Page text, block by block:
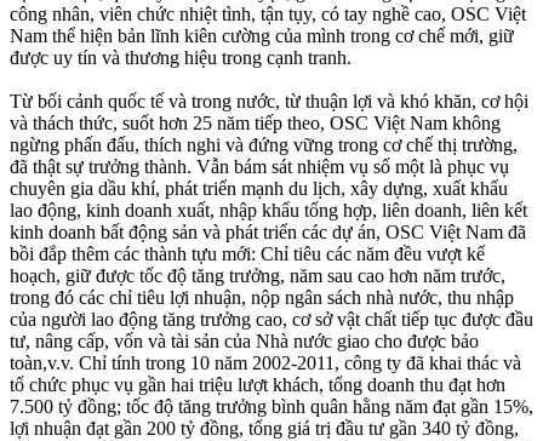
công nhân, viên chức nhiệt tình, tận tụy, có tay nghề cao, OSC Việt
Nam thể hiện bản lĩnh kiên cường của mình trong cơ chế mới, giữ
được uy tín và thương hiệu trong cạnh tranh.
Từ bối cảnh quốc tế và trong nước, từ thuận lợi và khó khăn, cơ hội
và thách thức, suốt hơn 25 năm tiếp theo, OSC Việt Nam không
ngừng phấn đấu, thích nghi và đứng vững trong cơ chế thị trường,
đã thật sự trưởng thành. Vẫn bám sát nhiệm vụ số một là phục vụ
chuyên gia dầu khí, phát triển mạnh du lịch, xây dựng, xuất khẩu
lao động, kinh doanh xuất, nhập khẩu tổng hợp, liên doanh, liên kết
kinh doanh bất động sản và phát triển các dự án, OSC Việt Nam đã
bồi đắp thêm các thành tựu mới: Chỉ tiêu các năm đều vượt kế
hoạch, giữ được tốc độ tăng trưởng, năm sau cao hơn năm trước,
trong đó các chỉ tiêu lợi nhuận, nộp ngân sách nhà nước, thu nhập
của người lao động tăng trưởng cao, cơ sở vật chất tiếp tục được đầu
tư, nâng cấp, vốn và tài sản của Nhà nước giao cho được bảo
toàn,v.v. Chỉ tính trong 10 năm 2002-2011, công ty đã khai thác và
tổ chức phục vụ gần hai triệu lượt khách, tổng doanh thu đạt hơn
7.500 tỷ đồng; tốc độ tăng trưởng bình quân hằng năm đạt gần 15%,
lợi nhuận đạt gần 200 tỷ đồng, tổng giá trị đầu tư gần 340 tỷ đồng,